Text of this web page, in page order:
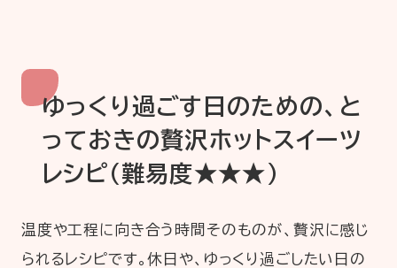
ゆっくり過ごす日のための、と
っておきの贅沢ホットスイーツ
レシピ（難易度★★★）
温度や工程に向き合う時間そのものが、贅沢に感じ
られるレシピです。休日や、ゆっくり過ごしたい日の